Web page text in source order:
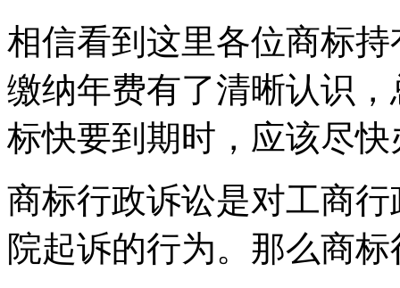
相信看到这里各位商标
缴纳年费有了清晰认识
标快要到期时，应该尽
商标行政诉讼是对工商
院起诉的行为。那么商